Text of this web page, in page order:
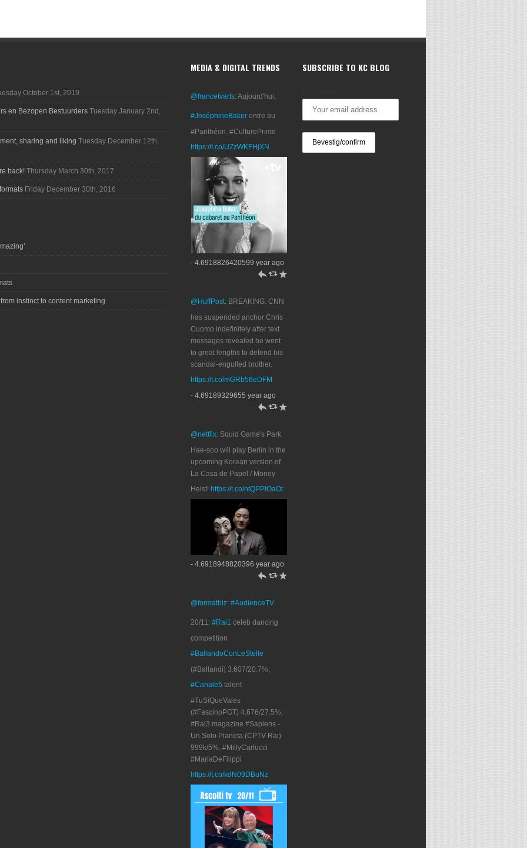
October 1st, 2019
en Bezopen Bestuurders Tuesday January 2nd,
sharing and liking Tuesday December 12th,
back! Thursday March 30th, 2017
Friday December 30th, 2016
instinct to content marketing
MEDIA & DIGITAL TRENDS
@francetvarts: Aujourd'hui,
#JoséphineBaker entre au
#Panthéon. #CulturePrime
https://t.co/UZzWKFHjXN
- 4.6918826420599 year ago
h J R
@HuffPost: BREAKING: CNN
has suspended anchor Chris
Cuomo indefinitely after text
messages revealed he went
to great lengths to defend his
scandal-engulfed brother.
https://t.co/mGRb56eDFM
- 4.69189329655 year ago
h J R
@netflix: Squid Game's Park
Hae-soo will play Berlin in the
upcoming Korean version of
La Casa de Papel / Money
Heist! https://t.co/ntQPPIOaOt
- 4.6918948820396 year ago
h J R
@formatbiz: #AudienceTV
20/11: #Rai1 celeb dancing
competition
#BallandoConLeStelle
(#Ballandi) 3.607/20.7%;
#Canale5 talent
#TuSíQueVales
(#FascinoPGT) 4.676/27.5%;
#Rai3 magazine #Sapiens -
Un Solo Pianeta (CPTV Rai)
999k/5%. #MillyCarlucci
#MariaDeFilippi
https://t.co/kdN09DBuNz
SUBSCRIBE TO KC BLOG